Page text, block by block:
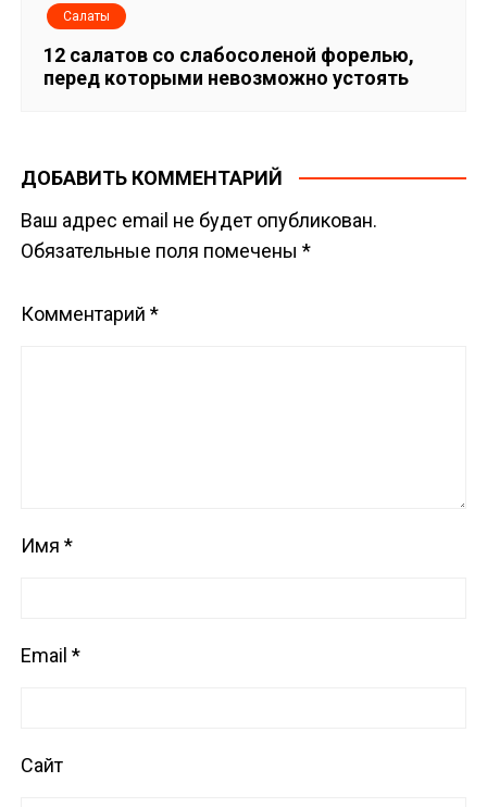
Салаты
12 салатов со слабосоленой форелью,
перед которыми невозможно устоять
ДОБАВИТЬ КОММЕНТАРИЙ
Ваш адрес email не будет опубликован.
Обязательные поля помечены*
Комментарий*
Имя*
Email*
Сайт